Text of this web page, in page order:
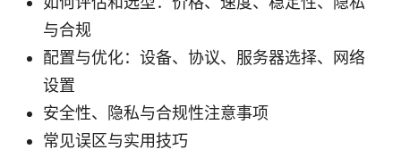
与合规
配置与优化：设备、协议、服务器选择、网络
设置
安全性、隐私与合规性注意事项
常见误区与实用技巧